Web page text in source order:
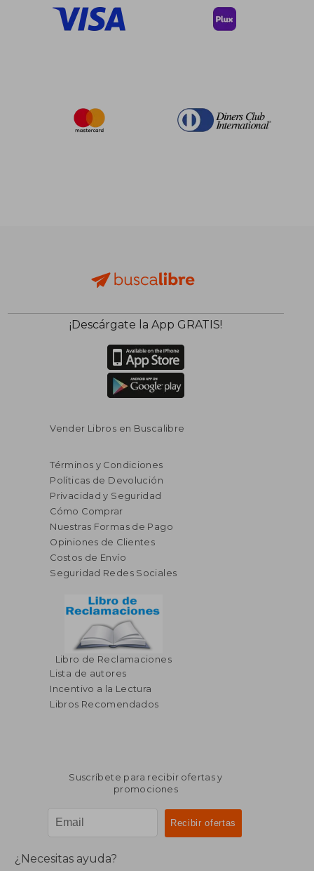
¡Descárgate la App GRATIS!
Vender Libros en Buscalibre
Términos y Condiciones
Políticas de Devolución
Privacidad y Seguridad
Cómo Comprar
Nuestras Formas de Pago
Opiniones de Clientes
Costos de Envío
Seguridad Redes Sociales
Libro de Reclamaciones
Lista de autores
Incentivo a la Lectura
Libros Recomendados
Suscríbete para recibir ofertas y
promociones
¿Necesitas ayuda?